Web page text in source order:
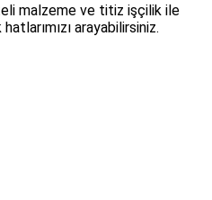
malzeme ve titiz işçilik ile
arayabilirsiniz.